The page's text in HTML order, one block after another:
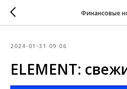
Финансовые
2024-01-31 09:06
ELEMENT: